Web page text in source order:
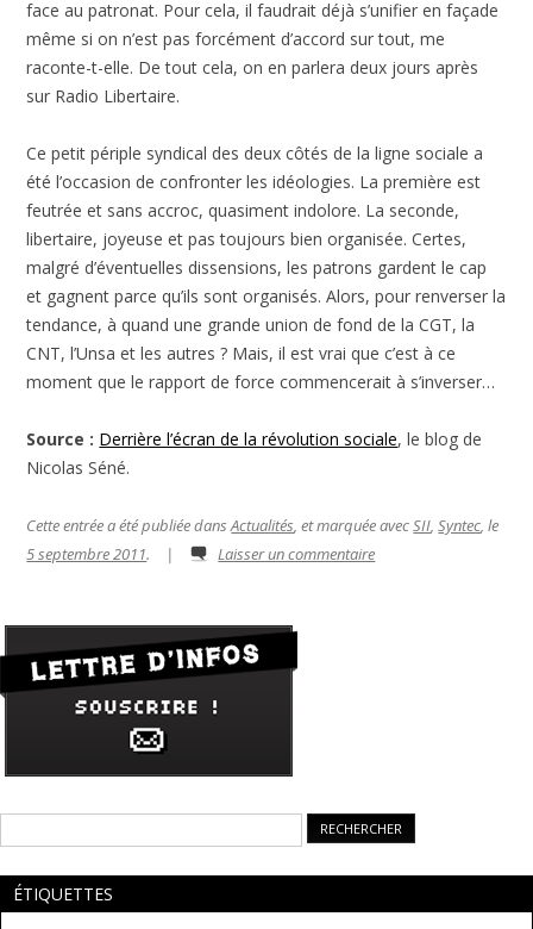
face au patronat. Pour cela, il faudrait déjà s’unifier en façade
même si on n’est pas forcément d’accord sur tout, me
raconte-t-elle. De tout cela, on en parlera deux jours après
sur Radio Libertaire.
Ce petit périple syndical des deux côtés de la ligne sociale a
été l’occasion de confronter les idéologies. La première est
feutrée et sans accroc, quasiment indolore. La seconde,
libertaire, joyeuse et pas toujours bien organisée. Certes,
malgré d’éventuelles dissensions, les patrons gardent le cap
et gagnent parce qu’ils sont organisés. Alors, pour renverser la
tendance, à quand une grande union de fond de la CGT, la
CNT, l’Unsa et les autres ? Mais, il est vrai que c’est à ce
moment que le rapport de force commencerait à s’inverser…
Source : Derrière l’écran de la révolution sociale, le blog de
Nicolas Séné.
Cette entrée a été publiée dansActualités, et marquée avecSII,Syntec, le
5 septembre 2011. | Laisser un commentaire
ÉTIQUETTES